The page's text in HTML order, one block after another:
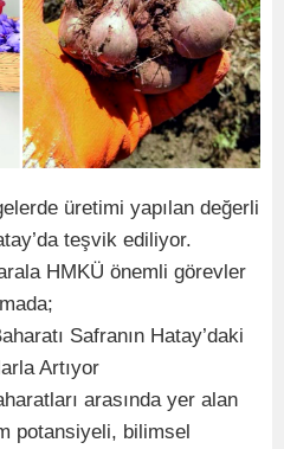
üretimi yapılan değerli
teşvik ediliyor.
HMKÜ önemli görevler
Safranın Hatay’daki
Artıyor
arasında yer alan
potansiyeli, bilimsel